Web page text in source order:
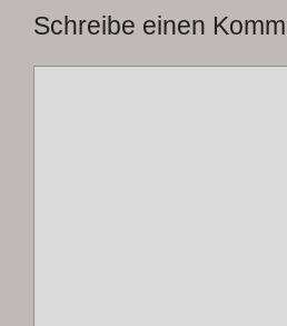
Schreibe einen